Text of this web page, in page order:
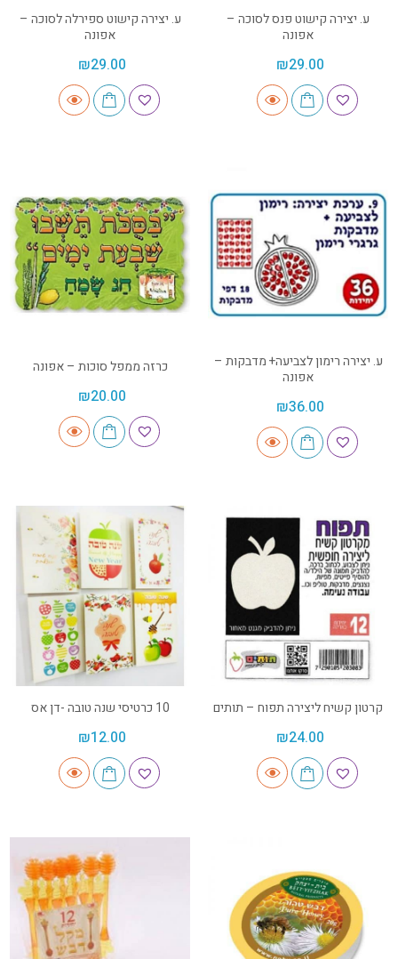
ע. יצירה קישוט פנס לסוכה –
אפונה
₪29.00
ע. יצירה קישוט ספירלה לסוכה –
אפונה
₪29.00
ע. יצירה רימון לצביעה+ מדבקות –
אפונה
₪36.00
כרזה ממפל סוכות – אפונה
₪20.00
קרטון קשיח ליצירה תפוח – תותים
₪24.00
10 כרטיסי שנה טובה -דן אס
₪12.00